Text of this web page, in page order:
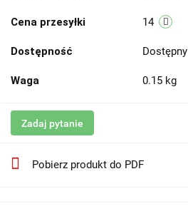
Cena przesyłki 14
Dostępność Dostępny
Waga 0.15 kg
Zadaj pytanie
Pobierz produkt do PDF